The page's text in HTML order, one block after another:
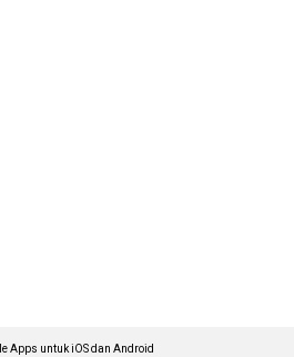
Apps untuk iOS dan Android